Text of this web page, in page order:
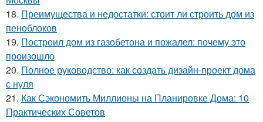
18. Преимущества и недостатки: стоит ли строить дом из
пеноблоков
19. Построил дом из газобетона и пожалел: почему это
произошло
20. Полное руководство: как создать дизайн-проект дома
с нуля
21. Как Сэкономить Миллионы на Планировке Дома: 10
Практических Советов